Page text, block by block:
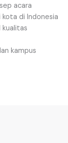
acara
di Indonesia
kampus